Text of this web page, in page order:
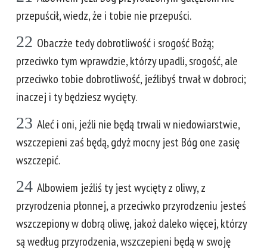
przepuścił, wiedz, że i tobie nie przepuści.
22 Obaczże tedy dobrotliwość i srogość Bożą;
przeciwko tym wprawdzie, którzy upadli, srogość, ale
przeciwko tobie dobrotliwość, jeźlibyś trwał w dobroci;
inaczej i ty będziesz wycięty.
23 Aleć i oni, jeźli nie będą trwali w niedowiarstwie,
wszczepieni zaś będą, gdyż mocny jest Bóg one zasię
wszczepić.
24 Albowiem jeźliś ty jest wycięty z oliwy, z
przyrodzenia płonnej, a przeciwko przyrodzeniu jesteś
wszczepiony w dobrą oliwę, jakoż daleko więcej, którzy
są według przyrodzenia, wszczepieni będą w swoję